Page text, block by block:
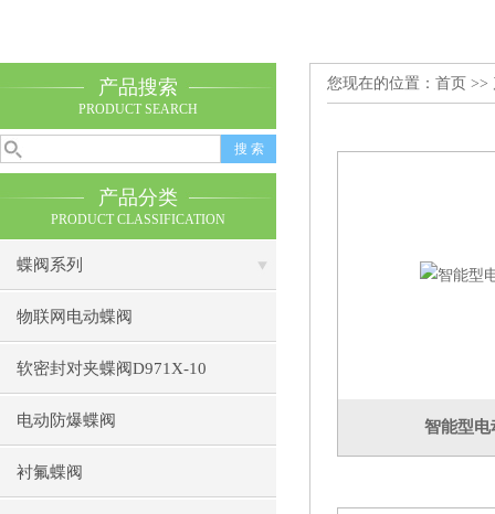
产品搜索
PRODUCT SEARCH
产品分类
PRODUCT CLASSIFICATION
蝶阀系列
物联网电动蝶阀
软密封对夹蝶阀D971X-10
电动防爆蝶阀
衬氟蝶阀
您现在的位置： 首页 >>
智能型电